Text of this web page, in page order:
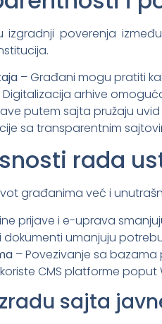
izgradnji poverenja
– Građani mogu pratiti
Digitalizacija arhive
putem sajta pružaju
sa transparentnim
rada
građanima već i
prijave i e-uprava
dokumenti umanjuju
– Povezivanje sa
CMS platforme
sajta